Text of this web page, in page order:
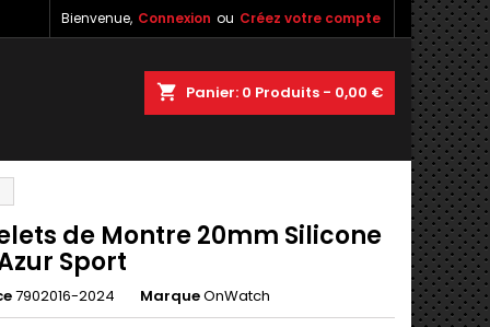
Bienvenue, Connexion ou Créez votre compte
shopping_cart Panier: 0 Produits - 0,00 €
de Montre 20mm Silicone
Sport
7902016-2024 MarqueOnWatch